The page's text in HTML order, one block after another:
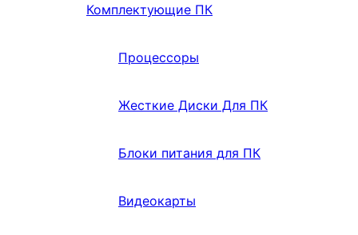
Комплектующие ПК
Процессоры
Жесткие Диски Для ПК
Блоки питания для ПК
Видеокарты